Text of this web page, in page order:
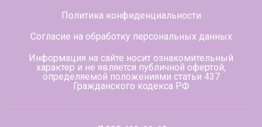
Политика конфиденциальности
Согласие на обработку персональных данных
Информация на сайте носит ознакомительный
характер и не является публичной офертой,
определяемой положениями статьи 437
Гражданского кодекса РФ